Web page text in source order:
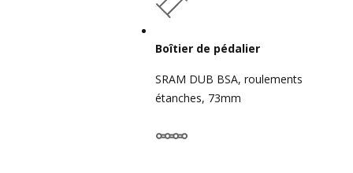
Boîtier de pédalier
SRAM DUB BSA, roulements
étanches, 73mm